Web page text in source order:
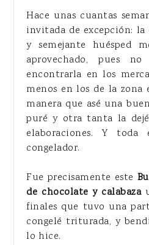
Hace unas cuantas
invitada de excepción: la
y semejante huésped
aprovechado, pues
encontrarla en los
menos en los de la zona
manera que asé una
puré y otra tanta la
elaboraciones. Y
congelador.
Fue precisamente este
de chocolate y calabaza
finales que tuvo una
congelé triturada, y
lo hice.